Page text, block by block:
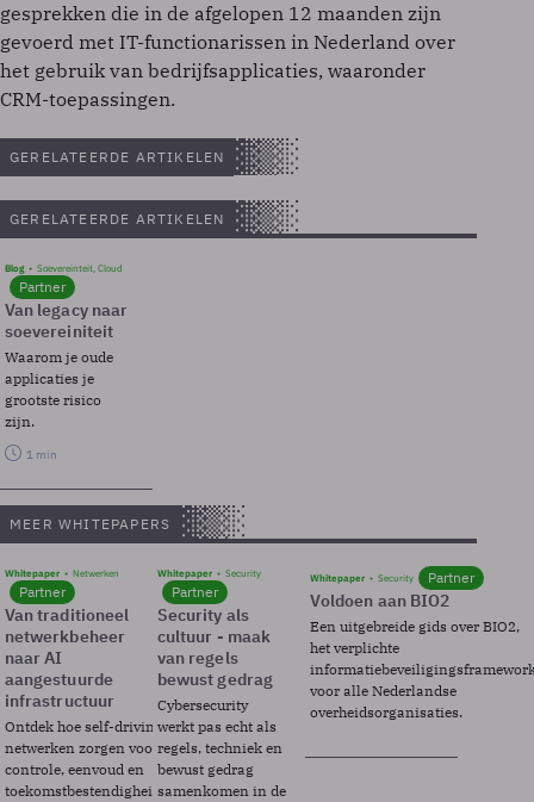
gesprekken die in de afgelopen 12 maanden zijn
gevoerd met IT-functionarissen in Nederland over
het gebruik van bedrijfsapplicaties, waaronder
CRM-toepassingen.
GERELATEERDE ARTIKELEN
GERELATEERDE ARTIKELEN
Blog Soevereinteit, Cloud
Partner
Van legacy naar
soevereiniteit
Waarom je oude
applicaties je
grootste risico
zijn.
1 min
MEER WHITEPAPERS
Whitepaper Netwerken
Partner
Van traditioneel
netwerkbeheer
naar AI
aangestuurde
infrastructuur
Ontdek hoe self-driving
netwerken zorgen voor
controle, eenvoud en
toekomstbestendigheid.
Whitepaper Security
Partner
Security als
cultuur - maak
van regels
bewust gedrag
Cybersecurity
werkt pas echt als
regels, techniek en
bewust gedrag
samenkomen in de
Whitepaper Security Partner
Voldoen aan BIO2
Een uitgebreide gids over BIO2,
het verplichte
voor alle Nederlandse
overheidsorganisaties.